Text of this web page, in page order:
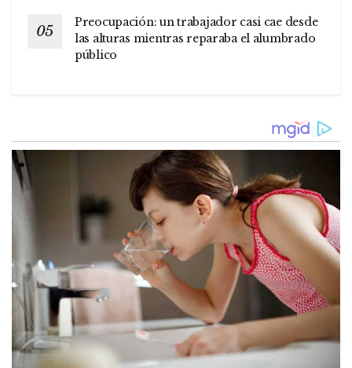
Preocupación: un trabajador casi cae desde
las alturas mientras reparaba el alumbrado
público